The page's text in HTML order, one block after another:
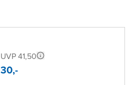
UVP 41,50
30,-